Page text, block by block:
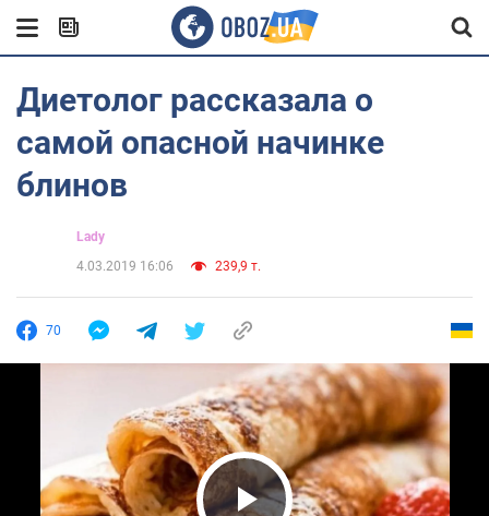
Диетолог рассказала о
самой опасной начинке
блинов
Lady
4.03.2019 16:06
239,9 т.
70